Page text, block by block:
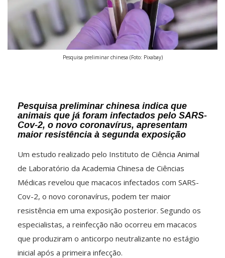
Pesquisa preliminar chinesa (Foto: Pixabay)
Pesquisa preliminar chinesa indica que
animais que já foram infectados pelo SARS-
Cov-2, o novo coronavírus, apresentam
maior resistência à segunda exposição
Um estudo realizado pelo Instituto de Ciência Animal
de Laboratório da Academia Chinesa de Ciências
Médicas revelou que macacos infectados com SARS-
Cov-2, o novo coronavírus, podem ter maior
resistência em uma exposição posterior. Segundo os
especialistas, a reinfecção não ocorreu em macacos
que produziram o anticorpo neutralizante no estágio
inicial após a primeira infecção.